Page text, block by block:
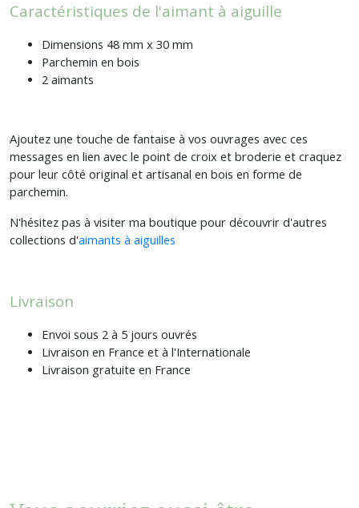
Caractéristiques de l'aimant à aiguille
Dimensions 48 mm x 30 mm
Parchemin en bois
2 aimants
Ajoutez une touche de fantaise à vos ouvrages avec ces
messages en lien avec le point de croix et broderie et craquez
pour leur côté original et artisanal en bois en forme de
parchemin.
N'hésitez pas à visiter ma boutique pour découvrir d'autres
collections d'aimants à aiguilles
Livraison
Envoi sous 2 à 5 jours ouvrés
Livraison en France et à l'Internationale
Livraison gratuite en France